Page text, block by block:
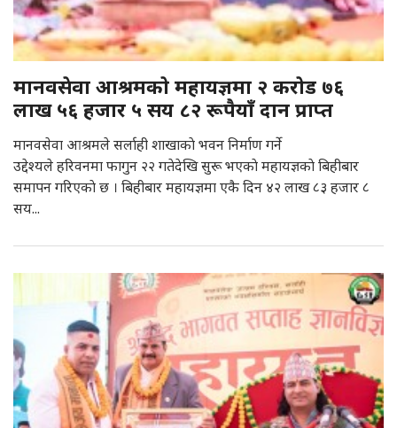
मानवसेवा आश्रमकाे महायज्ञमा २ कराेड ७६
लाख ५६ हजार ५ सय ८२ रूपैयाँ दान प्राप्त
मानवसेवा आश्रमले सर्लाही शाखाकाे भवन निर्माण गर्ने
उद्देश्यले हरिवनमा फागुन २२ गतेदेखि सुरू भएकाे महायज्ञकाे बिहीबार
समापन गरिएकाे छ । बिहीबार महायज्ञमा एकै दिन ४२ लाख ८३ हजार ८
सय...